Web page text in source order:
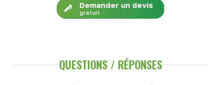
Demander un devis
gratuit
QUESTIONS / RÉPONSES